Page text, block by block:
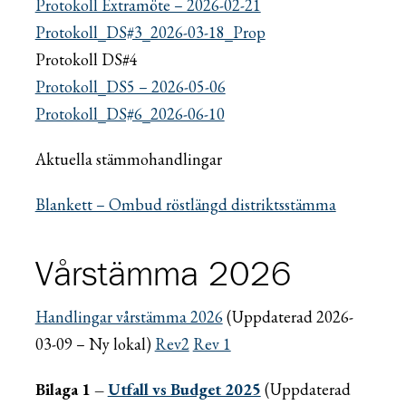
Protokoll Extramöte – 2026-02-21
Protokoll_DS#3_2026-03-18_Prop
Protokoll DS#4
Protokoll_DS5 – 2026-05-06
Protokoll_DS#6_2026-06-10
Aktuella stämmohandlingar
Blankett – Ombud röstlängd distriktsstämma
Vårstämma 2026
Handlingar vårstämma 2026(Uppdaterad 2026-
03-09 – Ny lokal) Rev2 Rev 1
Bilaga 1 –Utfall vs Budget 2025 (Uppdaterad